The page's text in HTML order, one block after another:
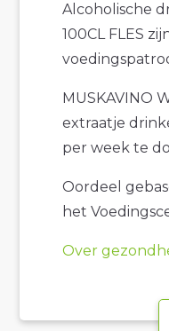
Alcoholische
100CL FLES
MUSKAVINO
extraatje
per week te
Oordeel
het
Over